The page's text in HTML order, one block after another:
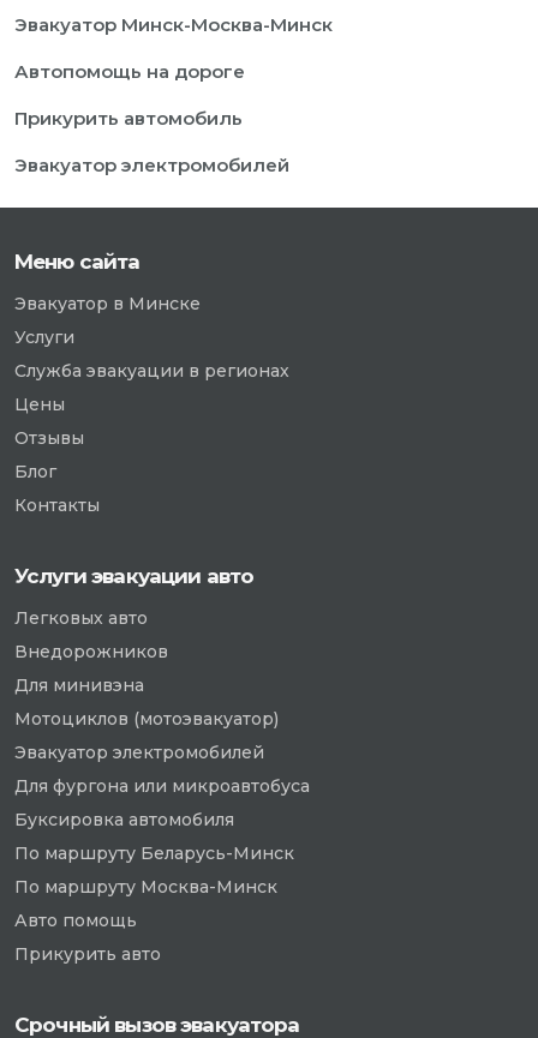
Эвакуатор Минск-Москва-Минск
Автопомощь на дороге
Прикурить автомобиль
Эвакуатор электромобилей
Меню сайта
Эвакуатор в Минске
Услуги
Служба эвакуации в регионах
Цены
Отзывы
Блог
Контакты
Услуги эвакуации авто
Легковых авто
Внедорожников
Для минивэна
Мотоциклов (мотоэвакуатор)
Эвакуатор электромобилей
Для фургона или микроавтобуса
Буксировка автомобиля
По маршруту Беларусь-Минск
По маршруту Москва-Минск
Авто помощь
Прикурить авто
Срочный вызов эвакуатора